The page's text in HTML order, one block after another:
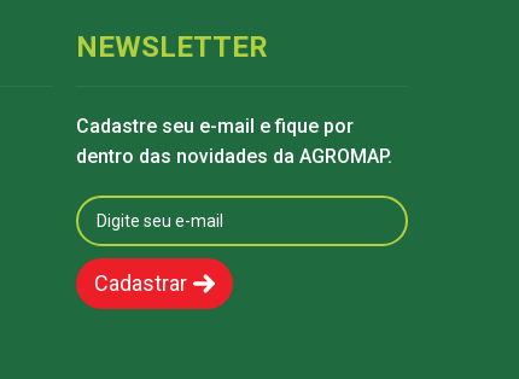
NEWSLETTER
Cadastre seu e-mail e fique por
dentro das novidades da AGROMAP.